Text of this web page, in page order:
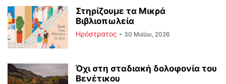
Στηρίζουμε τα Μικρά
Βιβλιοπωλεία
Ηρόστρατος - 30 Μαΐου, 2026
Όχι στη σταδιακή δολοφονία του
Βενέτικου